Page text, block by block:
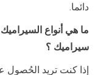
دائما.
ما هي أنواع
سيراميك ؟
إذا كنت تريد الحُصول